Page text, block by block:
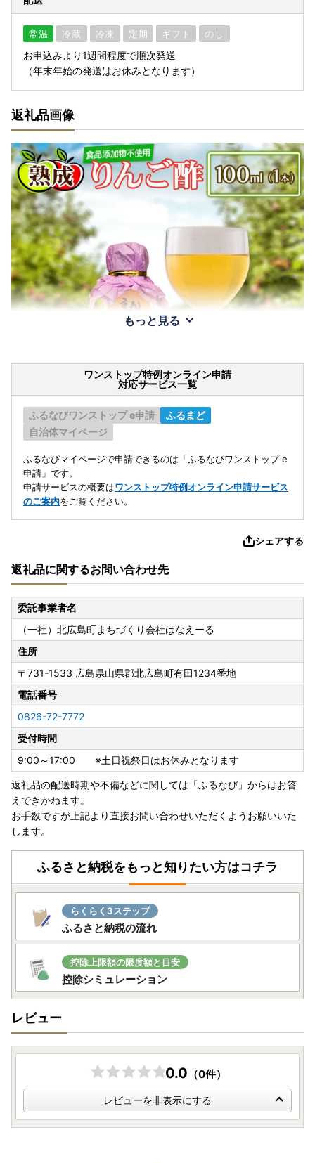
常温 冷蔵 冷凍 定期 ギフト のし
お申込みより1週間程度で順次発送
（年末年始の発送はお休みとなります）
返礼品画像
もっと見る
ワンストップ特例オンライン申請
対応サービス一覧
ふるなびワンストップ e申請
ふるまど
自治体マイページ
ふるなびマイページで申請できるのは「ふるなびワンストップ e
申請」です。
申請サービスの概要はワンストップ特例オンライン申請サービス
のご案内をご覧ください。
シェアする
返礼品に関するお問い合わせ先
委託事業者名
（一社）北広島町まちづくり会社はなえーる
住所
〒731-1533 広島県山県郡北広島町有田1234番地
電話番号
0826-72-7772
受付時間
9:00～17:00 ※土日祝祭日はお休みとなります
返礼品の配送時期や不備などに関しては「ふるなび」からはお答
えできかねます。
お手数ですが上記より直接お問い合わせいただくようお願いいた
します。
ふるさと納税をもっと知りたい方はコチラ
らくらく3ステップ
ふるさと納税の流れ
控除上限額の限度額と目安
控除シミュレーション
レビュー
0.0 （0件）
レビューを非表示にする